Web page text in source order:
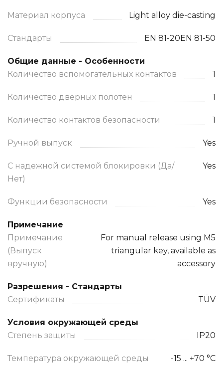
Материал корпуса Light alloy die-casting
Стандарты EN 81-20EN 81-50
Общие данные - Особенности
Количество вспомогательных контактов
1
Количество дверных полотен 1
Количество контактов безопасности 1
Ручной выпуск Yes
С надежной системой блокировки (Да/
Нет)
Yes
Функции безопасности Yes
Примечание
Примечание
(Выпуск
вручную)
For manual release using M5
triangular key, available as
accessory
Разрешения - Стандарты
Сертификаты
TÜV
Условия окружающей среды
Степень защиты
IP20
Температура окружающей среды -15 ... +70 °C